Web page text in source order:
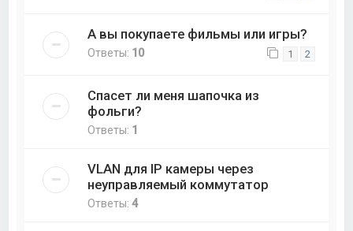
А вы покупаете фильмы или игры?
Ответы: 10 1 2
Спасет ли меня шапочка из
фольги?
Ответы: 1
VLAN для IP камеры через
неуправляемый коммутатор
Ответы:4